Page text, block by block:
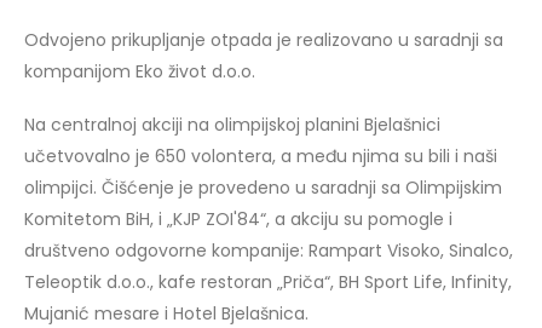
Odvojeno prikupljanje otpada je realizovano u saradnji sa
kompanijom Eko život d.o.o.
Na centralnoj akciji na olimpijskoj planini Bjelašnici
učetvovalno je 650 volontera, a među njima su bili i naši
olimpijci. Čišćenje je provedeno u saradnji sa Olimpijskim
Komitetom BiH, i „KJP ZOI'84“, a akciju su pomogle i
društveno odgovorne kompanije: Rampart Visoko, Sinalco,
Teleoptik d.o.o., kafe restoran „Priča“, BH Sport Life, Infinity,
Mujanić mesare i Hotel Bjelašnica.